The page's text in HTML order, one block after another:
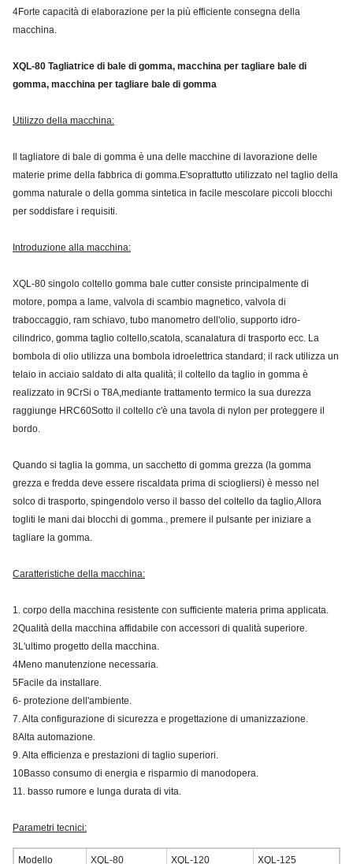
4Forte capacità di elaborazione per la più efficiente consegna della
macchina.
XQL-80 Tagliatrice di bale di gomma, macchina per tagliare bale di
gomma, macchina per tagliare bale di gomma
Utilizzo della macchina:
Il tagliatore di bale di gomma è una delle macchine di lavorazione delle
materie prime della fabbrica di gomma.E'soprattutto utilizzato nel taglio della
gomma naturale o della gomma sintetica in facile mescolare piccoli blocchi
per soddisfare i requisiti.
Introduzione alla macchina:
XQL-80 singolo coltello gomma bale cutter consiste principalmente di
motore, pompa a lame, valvola di scambio magnetico, valvola di
traboccaggio, ram schiavo, tubo manometro dell'olio, supporto idro-
cilindrico, gomma taglio coltello,scatola, scanalatura di trasporto ecc. La
bombola di olio utilizza una bombola idroelettrica standard; il rack utilizza un
telaio in acciaio saldato di alta qualità; il coltello da taglio in gomma è
realizzato in 9CrSi o T8A,mediante trattamento termico la sua durezza
raggiunge HRC60Sotto il coltello c'è una tavola di nylon per proteggere il
bordo.
Quando si taglia la gomma, un sacchetto di gomma grezza (la gomma
grezza e fredda deve essere riscaldata prima di sciogliersi) è messo nel
solco di trasporto, spingendolo verso il basso del coltello da taglio,Allora
togliti le mani dai blocchi di gomma., premere il pulsante per iniziare a
tagliare la gomma.
Caratteristiche della macchina:
1. corpo della macchina resistente con sufficiente materia prima applicata.
2Qualità della macchina affidabile con accessori di qualità superiore.
3L'ultimo progetto della macchina.
4Meno manutenzione necessaria.
5Facile da installare.
6- protezione dell'ambiente.
7. Alta configurazione di sicurezza e progettazione di umanizzazione.
8Alta automazione.
9. Alta efficienza e prestazioni di taglio superiori.
10Basso consumo di energia e risparmio di manodopera.
11. basso rumore e lunga durata di vita.
Parametri tecnici:
Modello XQL-80 XQL-120 XQL-125